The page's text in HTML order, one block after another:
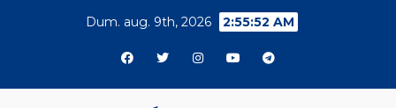
Dum. aug. 9th, 2026 2:55:52 AM